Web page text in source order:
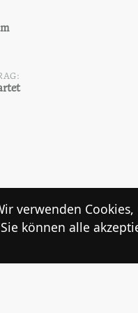
einen Kommentar
verwenden
können alle